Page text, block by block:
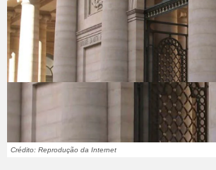
Crédito: Reprodução da Internet